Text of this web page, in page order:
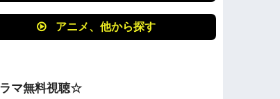
アニメ、他から探す
マ無料視聴☆